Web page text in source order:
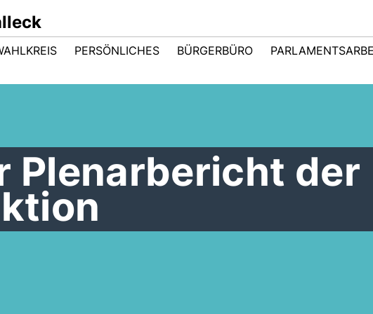
PERSÖNLICHES BÜRGERBÜRO
Plenarbericht der